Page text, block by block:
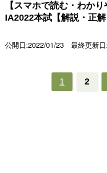
【スマホで読む・わか
IA2022本試【解説・正解
公開日:2022/01/23 最終更新
1 2